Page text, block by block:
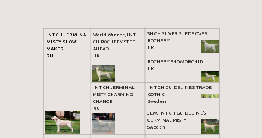
INT CH JERMINAL
MISTY SHOW
MAKER
RU
World Winner, INT
CH ROCHEBY STEP
AHEAD
UK
INT CH JERMINAL
MISTY CHARMING
CHANCE
RU
SH CH SILVER SUEDE OVER
ROCHEBY
UK
ROCHEBY SHOW ORCHID
UK
JEW, INT CH GUIDELINE'S
GERMINAL MISTY
Sweden
INT CH GUIDELINE'S TRADE
GOTHIC
Sweden